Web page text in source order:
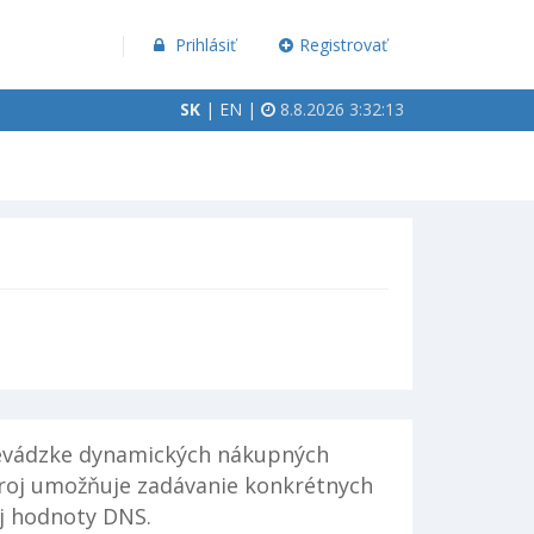
Prihlásiť Registrovať
SK | EN | 8.8.2026 3:32:13
dynamických nákupných
umožňuje zadávanie konkrétnych
DNS.